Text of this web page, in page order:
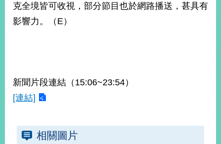
隱
私
資
訊
安
策
克全境皆可收視，部分節目也於網路播送，甚具有
影響力。（E）
新聞片段連結（15:06~23:54）
[連結]
相關圖片